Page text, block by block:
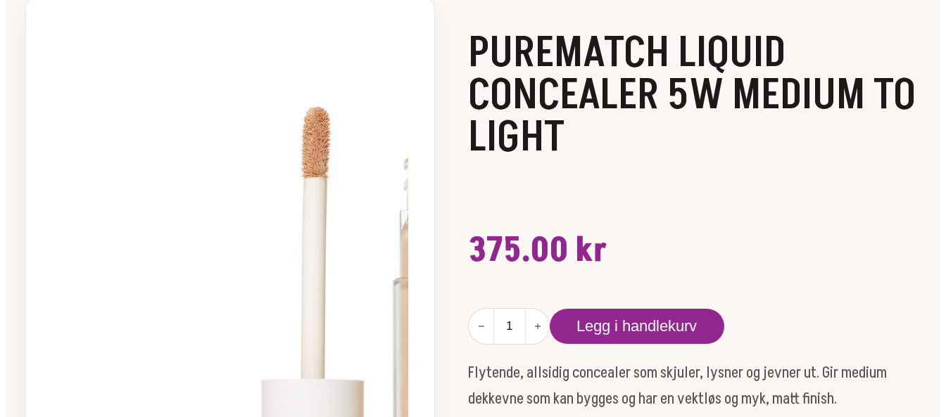
PUREMATCH LIQUID
CONCEALER 5W MEDIUM TO
LIGHT
375.00 kr
PUREMATCH
LIQUID
CONCEALER
MEDIUM
TO
LIGHT
Legg i handlekurv
Flytende, allsidig concealer som skjuler, lysner og jevner ut. Gir medium
dekkevne som kan bygges og har en vektløs og myk, matt finish.